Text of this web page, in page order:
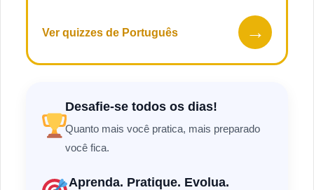
Ver quizzes de Português →
Desafie-se todos os dias!
Quanto mais você pratica, mais preparado
você fica.
Aprenda. Pratique. Evolua.